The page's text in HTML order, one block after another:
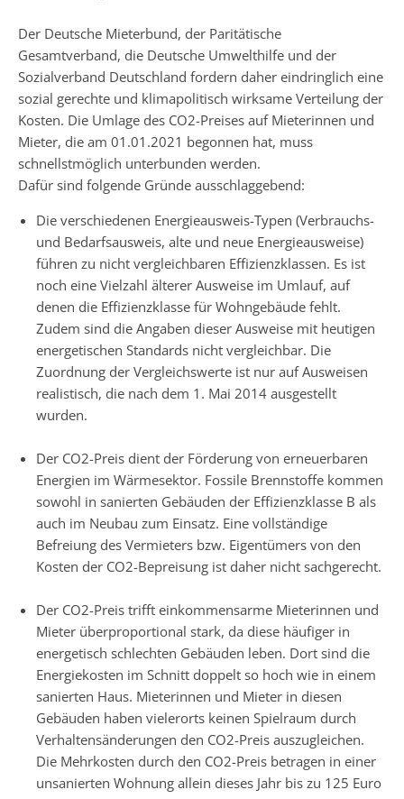
Der Deutsche Mieterbund, der Paritätische
Gesamtverband, die Deutsche Umwelthilfe und der
Sozialverband Deutschland fordern daher eindringlich eine
sozial gerechte und klimapolitisch wirksame Verteilung der
Kosten. Die Umlage des CO2-Preises auf Mieterinnen und
Mieter, die am 01.01.2021 begonnen hat, muss
schnellstmöglich unterbunden werden.
Dafür sind folgende Gründe ausschlaggebend:
Die verschiedenen Energieausweis-Typen (Verbrauchs-
und Bedarfsausweis, alte und neue Energieausweise)
führen zu nicht vergleichbaren Effizienzklassen. Es ist
noch eine Vielzahl älterer Ausweise im Umlauf, auf
denen die Effizienzklasse für Wohngebäude fehlt.
Zudem sind die Angaben dieser Ausweise mit heutigen
energetischen Standards nicht vergleichbar. Die
Zuordnung der Vergleichswerte ist nur auf Ausweisen
realistisch, die nach dem 1. Mai 2014 ausgestellt
wurden.
Der CO2-Preis dient der Förderung von erneuerbaren
Energien im Wärmesektor. Fossile Brennstoffe kommen
sowohl in sanierten Gebäuden der Effizienzklasse B als
auch im Neubau zum Einsatz. Eine vollständige
Befreiung des Vermieters bzw. Eigentümers von den
Kosten der CO2-Bepreisung ist daher nicht sachgerecht.
Der CO2-Preis trifft einkommensarme Mieterinnen und
Mieter überproportional stark, da diese häufiger in
energetisch schlechten Gebäuden leben. Dort sind die
Energiekosten im Schnitt doppelt so hoch wie in einem
sanierten Haus. Mieterinnen und Mieter in diesen
Gebäuden haben vielerorts keinen Spielraum durch
Verhaltensänderungen den CO2-Preis auszugleichen.
Die Mehrkosten durch den CO2-Preis betragen in einer
unsanierten Wohnung allein dieses Jahr bis zu 125 Euro